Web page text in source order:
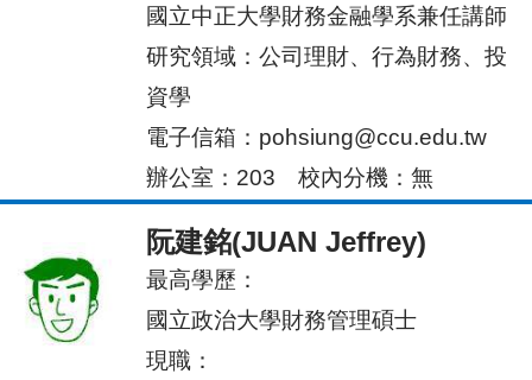
國立中正大學財務金融學系兼任講師
研究領域：公司理財、行為財務、投
資學
電子信箱：pohsiung@ccu.edu.tw
辦公室：203 校內分機：無
阮建銘(JUAN Jeffrey)
最高學歷：
國立政治大學財務管理碩士
現職：